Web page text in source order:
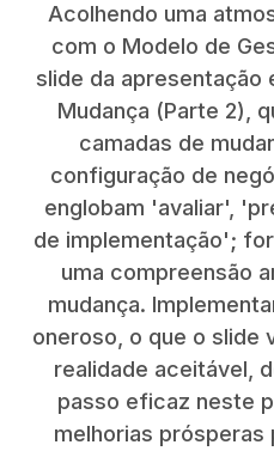
Acolhendo uma
com o Modelo de
slide da apresentação
Mudança (Parte 2),
camadas de
configuração de
englobam 'avaliar',
de implementação';
uma compreensão
mudança.
oneroso, o que o slide
realidade aceitável,
passo eficaz neste
melhorias prósperas